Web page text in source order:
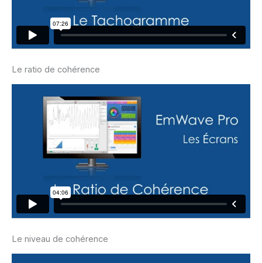
Le ratio de cohérence
Le niveau de cohérence